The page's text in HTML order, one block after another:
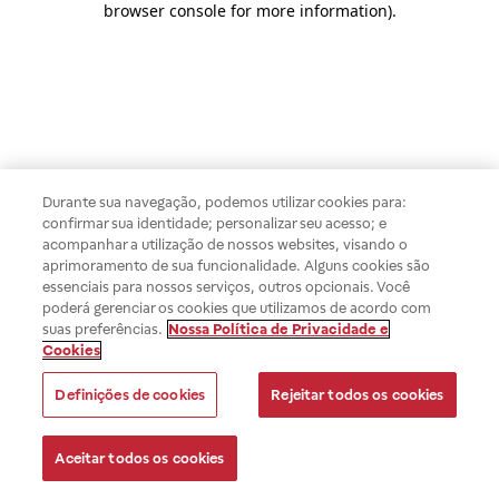
browser console for more information).
Durante sua navegação, podemos utilizar cookies para:
confirmar sua identidade; personalizar seu acesso; e
acompanhar a utilização de nossos websites, visando o
aprimoramento de sua funcionalidade. Alguns cookies são
essenciais para nossos serviços, outros opcionais. Você
poderá gerenciar os cookies que utilizamos de acordo com
suas preferências. Nossa Política de Privacidade e
Cookies
Definições de cookies Rejeitar todos os cookies
Aceitar todos os cookies